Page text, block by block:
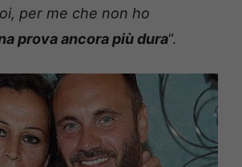
per me che non ho
prova ancora più dura“.